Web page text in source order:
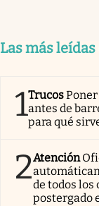
Las más
1Trucos
antes de
para qué
2Atención
de todos los
postergado